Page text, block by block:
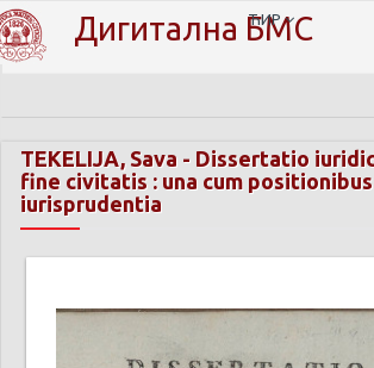
Дигитална БМС
ЋИР
TEKELIJA, Sava - Dissertatio
fine civitatis : una cum
iurisprudentia